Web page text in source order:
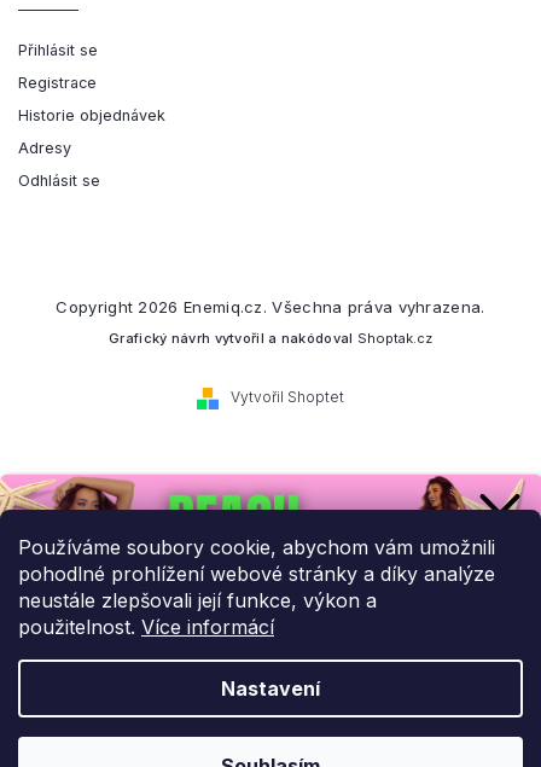
Používáme soubory cookie, abychom vám umožnili
pohodlné prohlížení webové stránky a díky analýze
neustále zlepšovali její funkce, výkon a
použitelnost. Více informácí
Nastavení
Přihlásit se
Registrace
Historie objednávek
Adresy
Odhlásit se
Vytvořil Shoptet
Copyright 2026 Enemiq.cz. Všechna práva vyhrazena.
Grafický návrh vytvořil a nakódoval Shoptak.cz
Přihlaste se k našemu
newsletteru.
Budeme vám posílat informace o našich novinkách a slevových
akcích.
Odebírat newsletter
UPLATNIT SLEVU!